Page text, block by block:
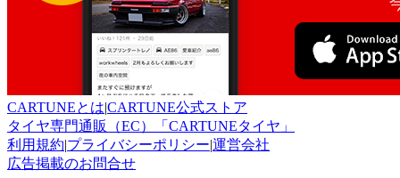
CARTUNEとは|CARTUNE公式ストア
タイヤ専門通販（EC）「CARTUNEタイヤ」
利用規約|プライバシーポリシー|運営会社
広告掲載のお問合せ